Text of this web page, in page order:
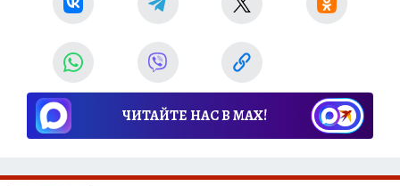
ЧИТАЙТЕ НАС В МАХ!